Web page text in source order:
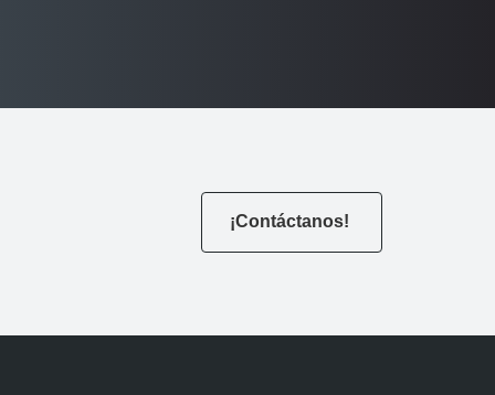
¡Contáctanos!